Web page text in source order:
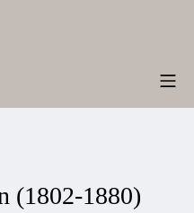
(1802-1880)